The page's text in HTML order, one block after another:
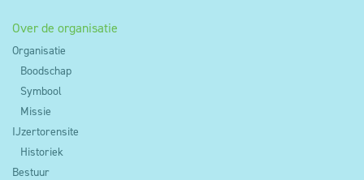
Over de organisatie
Organisatie
Boodschap
Symbool
Missie
IJzertorensite
Historiek
Bestuur